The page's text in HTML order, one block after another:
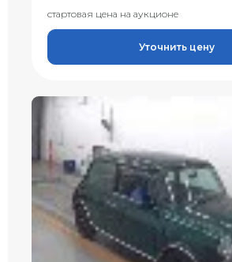
стартовая цена на аукционе
Уточнить цену